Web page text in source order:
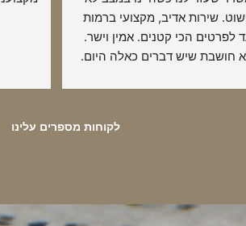
לקוחות מספרים עלינו